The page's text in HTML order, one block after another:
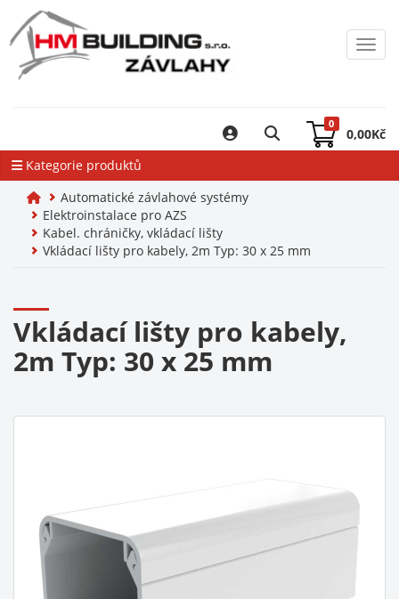
0
0,00Kč
Kategorie produktů
Automatické závlahové systémy
Elektroinstalace pro AZS
Kabel. chráničky, vkládací lišty
Vkládací lišty pro kabely, 2m Typ: 30 x 25 mm
Vkládací lišty pro kabely,
2m Typ: 30 x 25 mm